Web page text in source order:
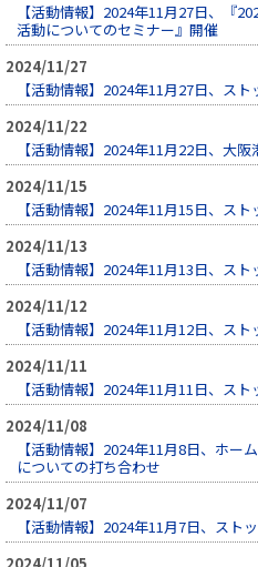
【活動情報】2024年11月27日、『
活動についてのセミナー』開催
2024/11/27
【活動情報】2024年11月27日、ス
2024/11/22
【活動情報】2024年11月22日、大
2024/11/15
【活動情報】2024年11月15日、ス
2024/11/13
【活動情報】2024年11月13日、ス
2024/11/12
【活動情報】2024年11月12日、ス
2024/11/11
【活動情報】2024年11月11日、ス
2024/11/08
【活動情報】2024年11月8日、ホー
についての打ち合わせ
2024/11/07
【活動情報】2024年11月7日、スト